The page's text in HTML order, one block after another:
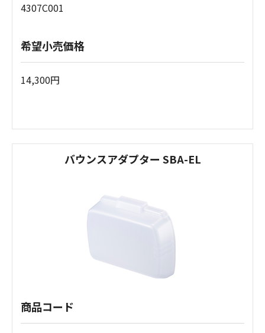
4307C001
希望小売価格
14,300円
バウンスアダプター SBA-EL
商品コード